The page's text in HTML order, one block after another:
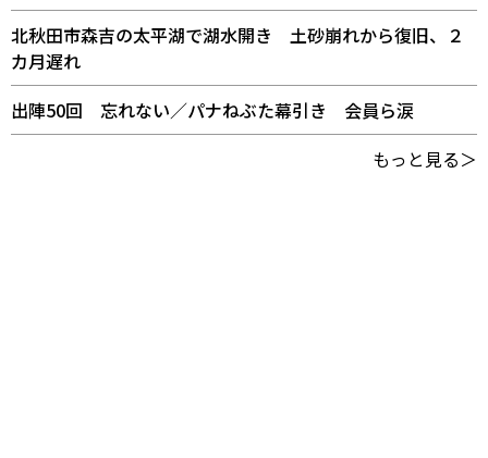
北秋田市森吉の太平湖で湖水開き 土砂崩れから復旧、２
カ月遅れ
出陣50回 忘れない／パナねぶた幕引き 会員ら涙
もっと見る＞